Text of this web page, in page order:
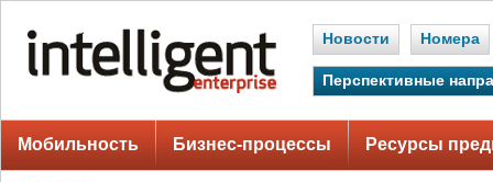
Новости Номера
Перспективные
Мобильность Бизнес-процессы Ресурсы